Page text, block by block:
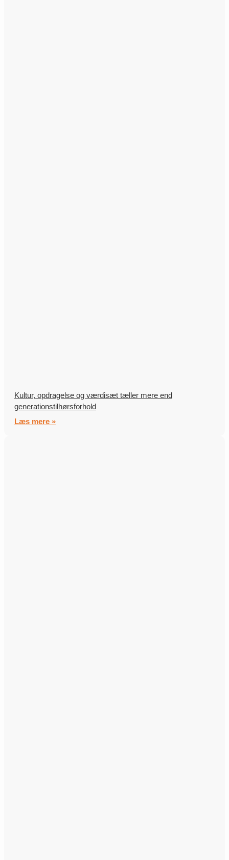
Kultur, opdragelse og værdisæt tæller mere end
generationstilhørsforhold
Læs mere »